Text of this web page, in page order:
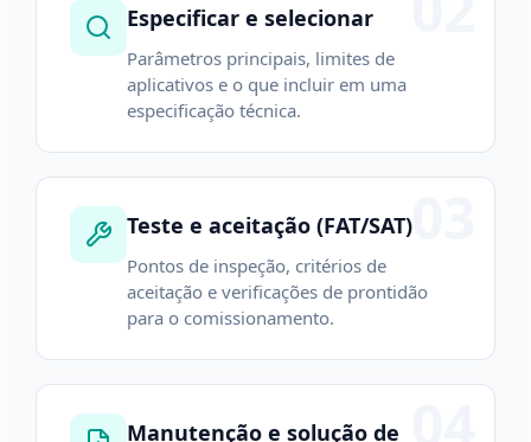
Especificar e selecionar
Parâmetros principais, limites de
aplicativos e o que incluir em uma
especificação técnica.
03
Teste e aceitação (FAT/SAT)
Pontos de inspeção, critérios de
aceitação e verificações de prontidão
para o comissionamento.
Manutenção e solução de